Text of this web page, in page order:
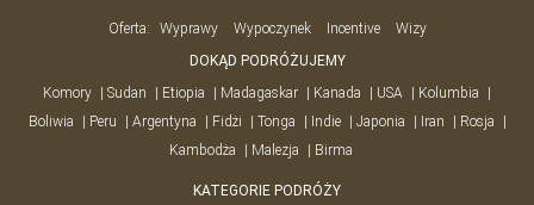
Oferta: Wyprawy Wypoczynek Incentive
Wizy
DOKĄD PODRÓŻUJEMY
Komory
Sudan Etiopia Madagaskar Kanada USA
Kolumbia
Boliwia
Peru Argentyna Fidżi Tonga Indie Japonia Iran
Rosja
Kambodża
Malezja Birma
KATEGORIE PODRÓŻY